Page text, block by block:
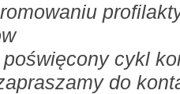
poświęcony cykl
do